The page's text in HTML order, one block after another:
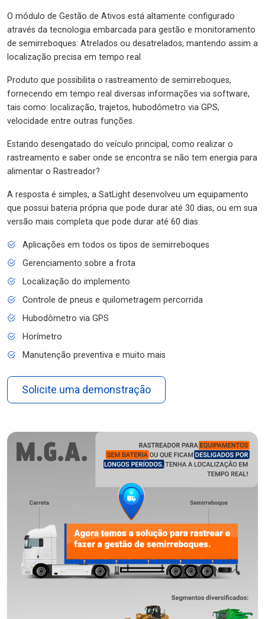
O módulo de Gestão de Ativos está altamente configurado
através da tecnologia embarcada para gestão e monitoramento
de semirreboques: Atrelados ou desatrelados, mantendo assim a
localização precisa em tempo real.
Produto que possibilita o rastreamento de semirreboques,
fornecendo em tempo real diversas informações via software,
tais como: localização, trajetos, hubodômetro via GPS,
velocidade entre outras funções.
Estando desengatado do veículo principal, como realizar o
rastreamento e saber onde se encontra se não tem energia para
alimentar o Rastreador?
A resposta é simples, a SatLight desenvolveu um equipamento
que possui bateria própria que pode durar até 30 dias, ou em sua
versão mais completa que pode durar até 60 dias.
Aplicações em todos os tipos de semirreboques
Gerenciamento sobre a frota
Localização do implemento
Controle de pneus e quilometragem percorrida
Hubodômetro via GPS
Horímetro
Manutenção preventiva e muito mais
Solicite uma demonstração